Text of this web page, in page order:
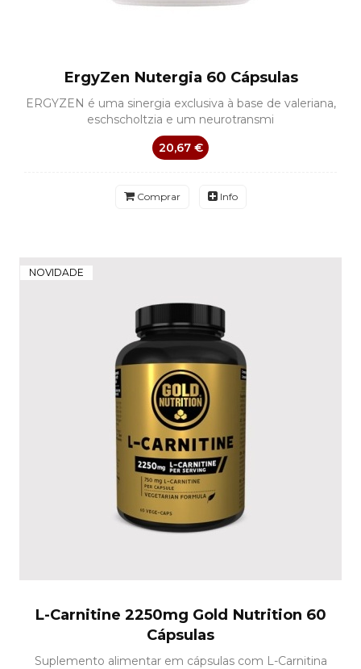
ErgyZen Nutergia 60 Cápsulas
ERGYZEN é uma sinergia exclusiva à base de valeriana,
eschscholtzia e um neurotransmi
20,67 €
Comprar Info
NOVIDADE
L-Carnitine 2250mg Gold Nutrition 60
Cápsulas
Suplemento alimentar em cápsulas com L-Carnitina